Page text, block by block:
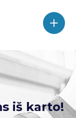
iš karto!